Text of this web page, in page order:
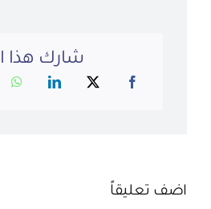
شارك هذا
اضف تعليقاً